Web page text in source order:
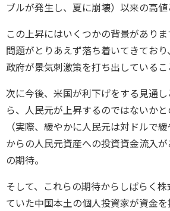
ブルが発生し、夏に崩壊）以来の高値
この上昇にはいくつかの背景があり
問題がとりあえず落ち着いてきてお
政府が景気刺激策を打ち出しているこ
次に今後、米国が利下げをする見通
ら、人民元が上昇するのではないか
（実際、緩やかに人民元は対ドルで
からの人民元資産への投資資金流入
の期待。
そして、これらの期待からしばらく
ていた中国本土の個人投資家が資金